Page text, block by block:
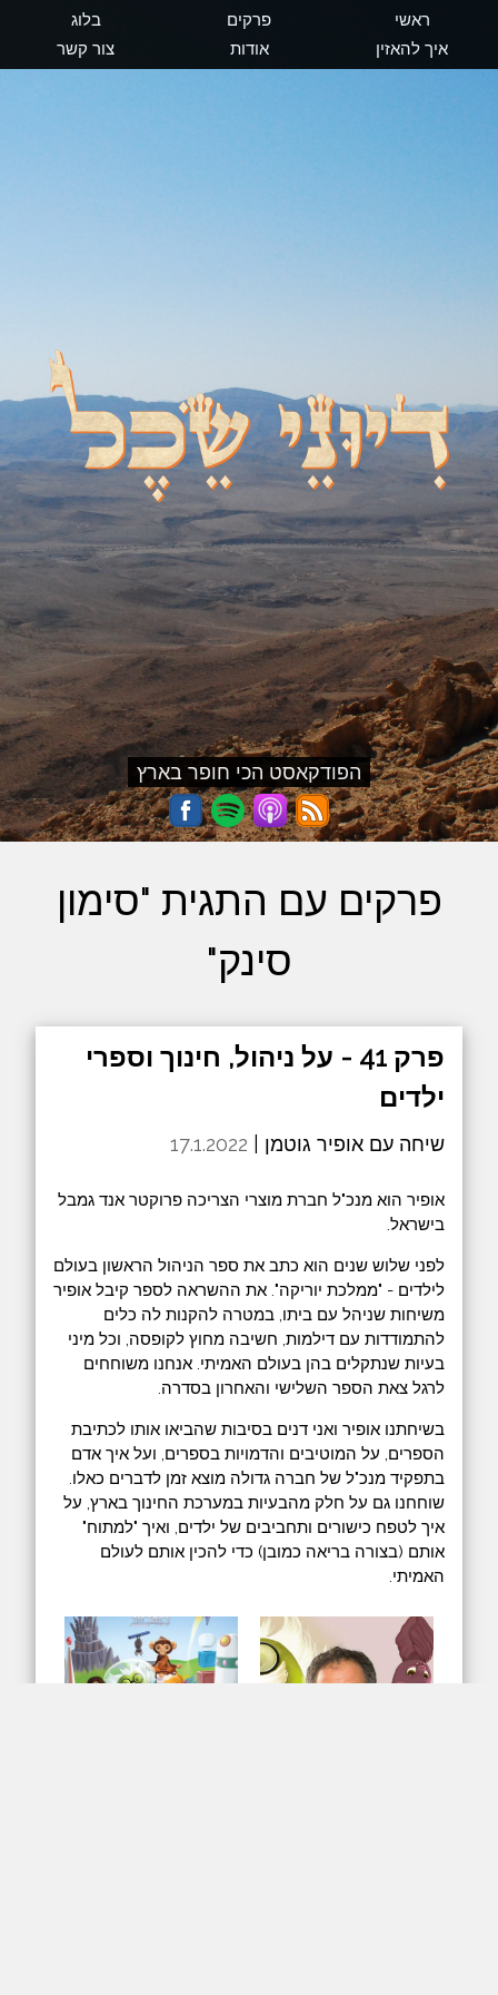
ראשי פרקים
בלוג
איך להאזין
אודות צור קשר
דיוני שכל
הפודקאסט הכי חופר בארץ
פרקים עם התגית "סימון
סינק"
פרק 41 - על ניהול, חינוך וספרי
ילדים
שיחה עם אופיר גוטמן | 17.1.2022
אופיר הוא מנכ"ל חברת מוצרי הצריכה פרוקטר אנד גמבל
בישראל.
לפני שלוש שנים הוא כתב את ספר הניהול הראשון בעולם
לילדים - "ממלכת יוריקה". את ההשראה לספר קיבל אופיר
משיחות שניהל עם ביתו, במטרה להקנות לה כלים
להתמודדות עם דילמות, חשיבה מחוץ לקופסה, וכל מיני
בעיות שנתקלים בהן בעולם האמיתי. אנחנו משוחחים
לרגל צאת הספר השלישי והאחרון בסדרה.
בשיחתנו אופיר ואני דנים בסיבות שהביאו אותו לכתיבת
הספרים, על המוטיבים והדמויות בספרים, ועל איך אדם
בתפקיד מנכ"ל של חברה גדולה מוצא זמן לדברים כאלו.
שוחחנו גם על חלק מהבעיות במערכת החינוך בארץ, על
איך לטפח כישורים ותחביבים של ילדים, ואיך "למתוח"
אותם (בצורה בריאה כמובן) כדי להכין אותם לעולם
האמיתי.